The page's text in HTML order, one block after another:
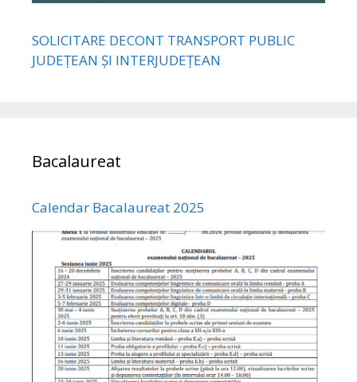
SOLICITARE DECONT TRANSPORT PUBLIC
JUDEȚEAN ȘI INTERJUDEȚEAN
Bacalaureat
Calendar Bacalaureat 2025